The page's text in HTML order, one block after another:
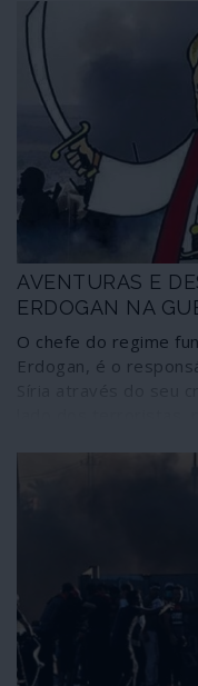
Nagorno-Karabakh
Tendo em
internacional da
inalterado no último
estão por detrás do
recente de um
garante que fique
posições.
AVENTURAS E
ERDOGAN NA
O chefe do regime
Erdogan, é o
cercadas pelo
por um: o que
vermelhas” de
quanto ao que